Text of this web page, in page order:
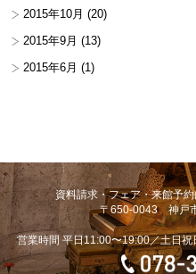
2015年10月 (20)
2015年9月 (13)
2015年6月 (1)
資料請求・フェア・来館予
〒650-0043 神戸
営業時間 平日11:00〜19:00／土日